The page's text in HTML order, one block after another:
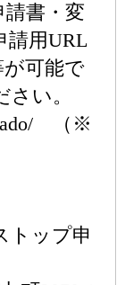
書・変
請用URL
可能で
い。
（※
トップ申